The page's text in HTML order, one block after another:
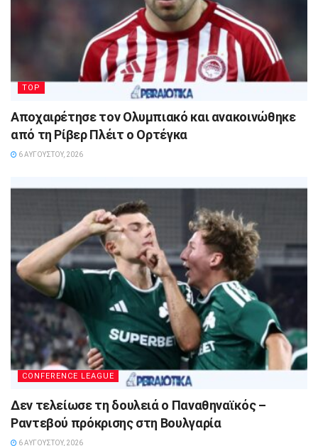
TOP
Αποχαιρέτησε τον Ολυμπιακό και ανακοινώθηκε
από τη Ρίβερ Πλέιτ ο Ορτέγκα
6 ΑΥΓΟΎΣΤΟΥ, 2026
CONFERENCE LEAGUE
Δεν τελείωσε τη δουλειά ο Παναθηναϊκός –
Ραντεβού πρόκρισης στη Βουλγαρία
6 ΑΥΓΟΎΣΤΟΥ, 2026